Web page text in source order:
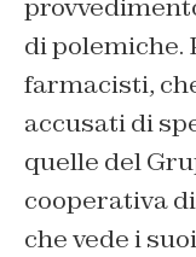
di polemiche.
farmacisti,
accusati di
quelle del
cooperativa
che vede i